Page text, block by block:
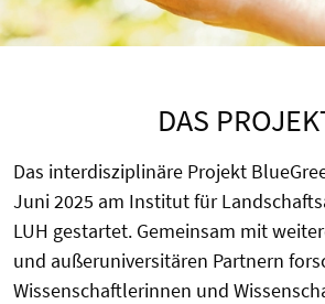
DAS
Das interdisziplinäre Projekt
Juni 2025 am Institut für
LUH gestartet. Gemeinsam mit
und außeruniversitären Partnern
Wissenschaftlerinnen und